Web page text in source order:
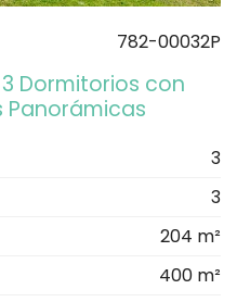
782-00032P
Dormitorios con
Panorámicas
3
3
204 m²
400 m²